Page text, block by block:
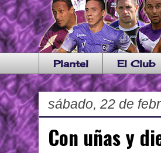
Plantel El Club
sábado, 22 de
Con uñas y